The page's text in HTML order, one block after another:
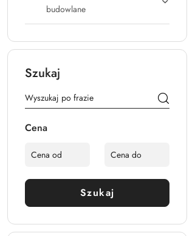
budowlane
Szukaj
Cena
Szukaj